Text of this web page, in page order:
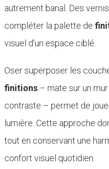
autrement banal. Des
compléter la palette de
visuel d’un espace ciblé.
Oser superposer les
finitions– mate sur un
contraste – permet de
lumière. Cette approche
tout en conservant une
confort visuel quotidien.